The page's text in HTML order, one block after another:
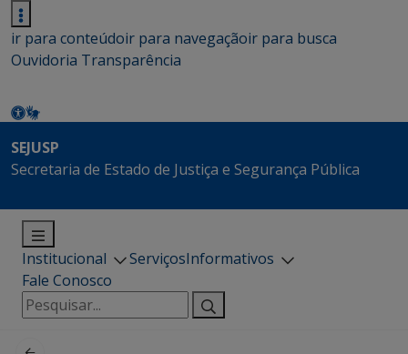
ir para conteúdoir para navegaçãoir para busca
Ouvidoria Transparência
SEJUSP
Secretaria de Estado de Justiça e Segurança Pública
Institucional ServiçosInformativos
Fale Conosco
Pesquisar
por: